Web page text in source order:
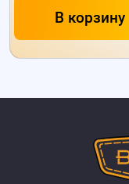
В корзину